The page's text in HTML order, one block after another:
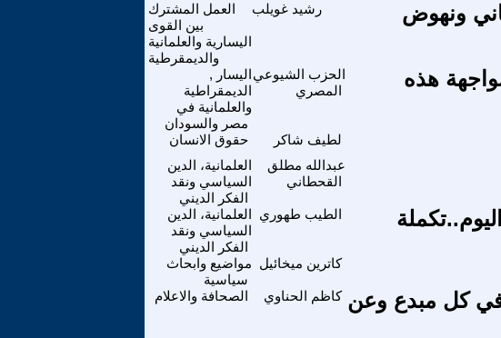
العمل المشترك
بين القوى
اليسارية والعلمانية
والديمقرطية
رشيد غويلب
ونهوض
اليسار ,
الديمقراطية
والعلمانية في
مصر والسودان
الحزب الشيوعي
المصري
هذه
حقوق الانسان لطيف شاكر
العلمانية، الدين
السياسي ونقد
الفكر الديني
عبدالله مطلق
القحطاني
العلمانية، الدين
السياسي ونقد
الفكر الديني
الطيب طهوري
مواضيع وابحاث
سياسية
كاترين ميخائيل
الصحافة والاعلام كاظم الحناوي في كل مبدع وعن